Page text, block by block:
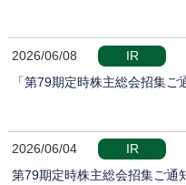
2026/06/08
IR
「第79期定時株主総会招集
2026/06/04
IR
第79期定時株主総会招集ご通